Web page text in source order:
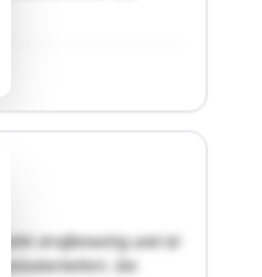
straßenseitig und ist
teilunterkellert. Die